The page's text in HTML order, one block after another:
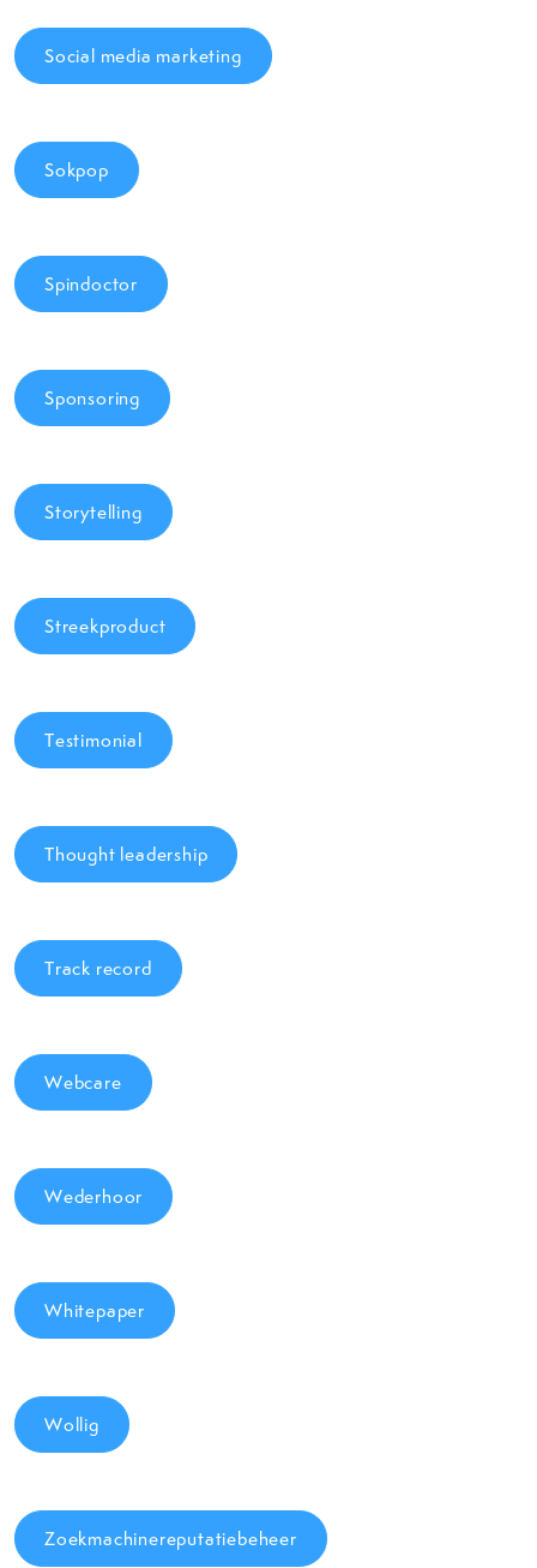
Social media marketing
Sokpop
Spindoctor
Sponsoring
Storytelling
Streekproduct
Testimonial
Thought leadership
Track record
Webcare
Wederhoor
Whitepaper
Wollig
Zoekmachinereputatiebeheer